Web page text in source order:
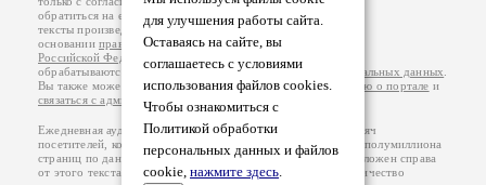
для улучшения работы сайта.
Оставаясь на сайте, вы
соглашаетесь с условиями
использования файлов cookies.
Чтобы ознакомиться с
Политикой обработки
персональных данных и файлов
cookie, нажмите здесь.
обратиться на его авторской странице. Ответственность за
тексты произведений авторы несут самостоятельно на
основанииправил публикацииизаконодательства
Российской Федерации
обрабатываются на основанииПолитики обработки персональных данных
Вы также можете посмотреть более подробнуюинформацию о портале и
связаться с администрацией
Ежедневная аудитория портала Проза.ру – порядка 100 тысяч
посетителей, которые в общей сумме просматривают более полумиллиона
страниц по данным счетчика посещаемости, который расположен справа
от этого текста. В каждой графе указано по две цифры: количество